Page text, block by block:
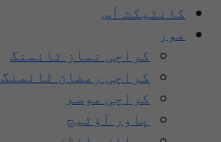
کانٹیکٹ اَس
مور
کراچی نماز ٹائمنگ
کراچی رمضان ٹائمنگ 2025
کراچی موسم
پاور آؤٹیج